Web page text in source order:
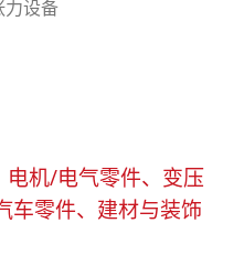
机/电气零件、变压
车零件、建材与装饰